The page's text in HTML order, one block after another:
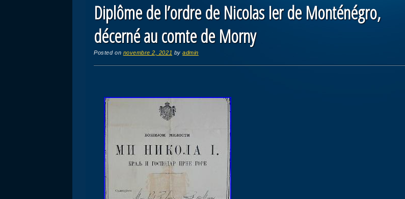
Diplôme de l’ordre de Nicolas Ier de Monténégro,
décerné au comte de Morny
Posted on novembre 2, 2021 byadmin